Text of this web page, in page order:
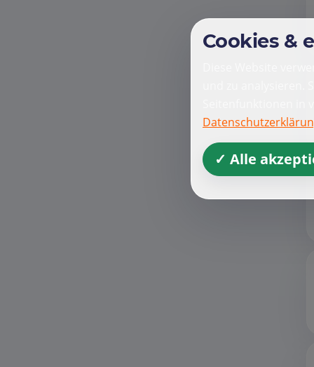
Cookies &
und zu analysieren.
Seitenfunktionen
✓ Alle